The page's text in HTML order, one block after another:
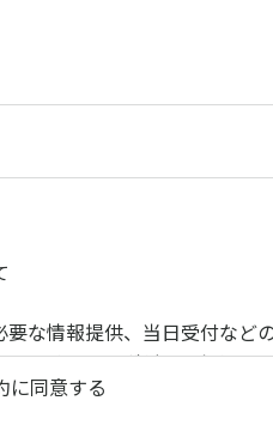
な情報提供、当日受付など
、メールマガジン、セミナ
る視聴傾向分析
に同意する